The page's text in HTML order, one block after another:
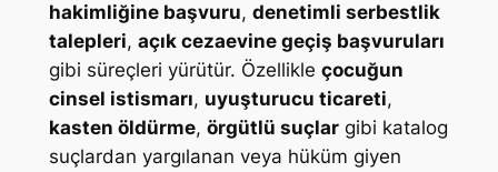
hakimliğine başvuru, denetimli serbestlik
talepleri, açık cezaevine geçiş başvuruları
gibi süreçleri yürütür. Özellikle çocuğun
cinsel istismarı, uyuşturucu ticareti,
kasten öldürme, örgütlü suçlargibi katalog
suçlardan yargılanan veya hüküm giyen